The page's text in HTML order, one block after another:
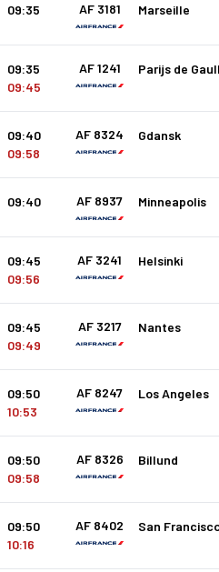
09:35 AF 3181 Marseille
09:35
09:45
AF 1241 Parijs de
09:40
09:58
AF 8324 Gdansk
09:40 AF 8937 Minneapolis
09:45
09:56
AF 3241 Helsinki
09:45
09:49
AF 3217 Nantes
09:50
10:53
AF 8247 Los Angeles
09:50
09:58
AF 8326 Billund
09:50
10:16
AF 8402 San